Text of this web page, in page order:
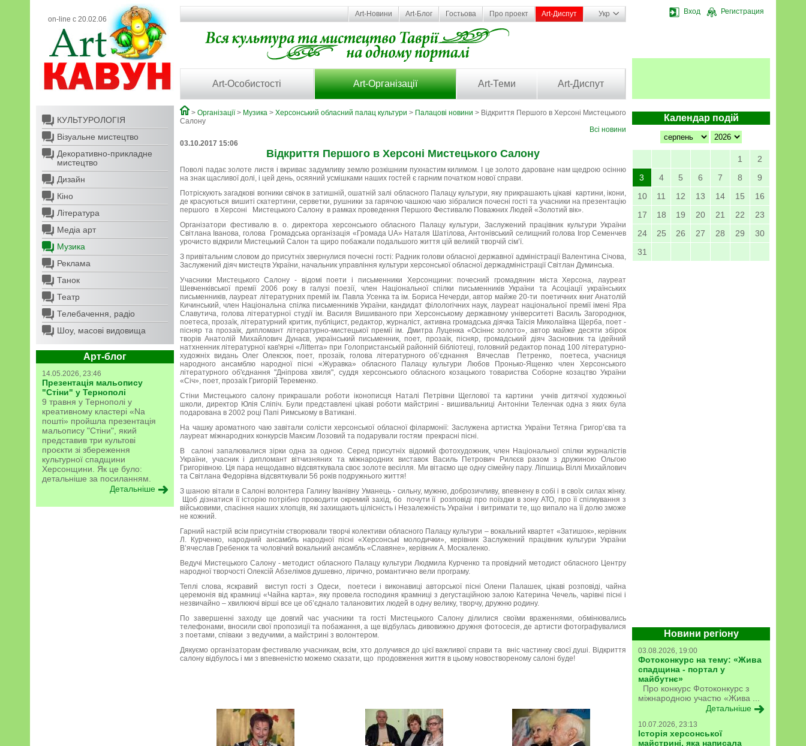
on-line с 20.02.06
Вход Регистрация
Art-Новини Art-Блог Гостьова Про проект Art-Диспут Укр
Art-Особистості Art-Організації Art-Теми Art-Диспут
КУЛЬТУРОЛОГІЯ
Візуальне мистецтво
Декоративно-прикладне
мистецтво
Дизайн
Кіно
Література
Медіа арт
Музика
Реклама
Танок
Театр
Телебачення, радіо
Шоу, масові видовища
Арт-блог
14.05.2026, 23:46
Презентація мальопису
"Стіни" у Тернополі
9 травня у Тернополі у
креативному кластері «Na
пошті» пройшла презентація
мальопису "Стіни", який
представив три культові
проєкти зі збереження
культурної спадщини
Херсонщини. Як це було:
детальніше за посиланням.
Детальніше
Календар подій
1
2
3
4 5 6 7 8
9
10
11 12 13 14 15
16
17
18 19 20 21 22
23
24
25 26 27 28 29
30
31
Новини регіону
03.08.2026, 19:00
Фотоконкурс на тему: «Жива
спадщина - портал у
майбутнє»
Про конкурс Фотоконкурс з
міжнародною участю «Жива ...
Детальніше
10.07.2026, 23:13
Історія херсонської
майстрині, яка написала
> Організації> Музика > Херсонський обласний палац культури > Палацові новини > Відкриття Першого в Херсоні Мистецького
Салону
Всі новини
03.10.2017 15:06
Відкриття Першого в Херсоні Мистецького Салону
Поволі падає золоте листя і вкриває задумливу землю розкішним пухнастим килимом. І це золото дароване нам щедрою осінню
на знак щасливої долі, і цей день, осяяний усмішками наших гостей є гарним початком нової справи.
Потріскують загадкові вогники свічок в затишній, ошатній залі обласного Палацу культури, яку прикрашають цікаві картини, ікони,
де красуються вишиті скатертини, серветки, рушники за гарячою чашкою чаю зібралися почесні гості та учасники на презентацію
першого в Херсоні Мистецького Салону в рамках проведення Першого Фестивалю Поважних Людей «Золотий вік».
Організатори фестивалю в. о. директора херсонського обласного Палацу культури, Заслужений працівник культури України
Світлана Іванова, голова Громадська організація «Громада UA» Наталя Шатілова, Антонівський селищний голова Ігор Семенчев
урочисто відкрили Мистецький Салон та щиро побажали подальшого життя цій великій творчій сім’ї.
З привітальним словом до присутніх звернулися почесні гості: Радник голови обласної державної адміністрації Валентина Січова,
Заслужений діяч мистецтв України, начальник управління культури херсонської обласної держадміністрації Світлан Думинська.
Учасники Мистецького Салону - відомі поети і письменники Херсонщини: почесний громадянин міста Херсона, лауреат
Шевченківської премії 2006 року в галузі поезії, член Національної спілки письменників України та Асоціації українських
письменників, лауреат літературних премій ім. Павла Усенка та ім. Бориса Нечерди, автор майже 20-ти поетичних книг Анатолій
Кичинський, член Національна спілка письменників України, кандидат філологічних наук, лауреат національної премії імені Яра
Славутича, голова літературної студії ім. Василя Вишиваного при Херсонському державному університеті Василь Загороднюк,
поетеса, прозаїк, літературний критик, публіцист, редактор, журналіст, активна громадська діячка Таїсія Миколаївна Щерба, поет -
пісняр та прозаїк, дипломант літературно-мистецької премії ім. Дмитра Луценка «Осіннє золото», автор майже десяти збірок
творів Анатолій Михайлович Дунаєв, український письменник, поет, прозаїк, пісняр, громадський діяч Засновник та ідейний
натхненник літературної кав'ярні «Ліtterra» при Голопристанській районній бібліотеці, головний редактор понад 100 літературно-
художніх видань Олег Олексюк, поет, прозаїк, голова літературного об’єднання Вячеслав Петренко, поетеса, учасниця
народного ансамблю народної пісні «Журавка» обласного Палацу культури Любов Пронько-Ященко член Херсонського
літературного об'єднання "Дніпрова хвиля", суддя херсонського обласного козацького товариства Соборне козацтво України
«Січ», поет, прозаїк Григорій Теременко.
Стіни Мистецького салону прикрашали роботи іконописця Наталі Петрівни Щеглової та картини учнів дитячої художньої
школи, директор Юлія Сліпіч. Були представлені цікаві роботи майстрині - вишивальниці Антоніни Теленчак одна з яких була
подарована в 2002 році Папі Римському в Ватикані.
На чашку ароматного чаю завітали солісти херсонської обласної філармонії: Заслужена артистка України Тетяна Григор’єва та
лауреат міжнародних конкурсів Максим Лозовий та подарували гостям прекрасні пісні.
В салоні запалювалися зірки одна за одною. Серед присутніх відомий фотохудожник, член Національної спілки журналістів
України, учасник і дипломант вітчизняних та міжнародних виставок Василь Петрович Рилєєв разом з дружиною Ольгою
Григорівною. Ця пара нещодавно відсвяткувала своє золоте весілля. Ми вітаємо ще одну сімейну пару. Ліпшиць Віллі Михайлович
та Світлана Федорівна відсвяткували 56 років подружнього життя!
З шаною вітали в Салоні волонтера Галину Іванівну Уманець - сильну, мужню, доброзичливу, впевнену в собі і в своїх силах жінку.
Щоб дізнатися її історію потрібно проводити окремий захід, бо почути її розповіді про поїздки в зону АТО, про її спілкування з
військовими, спасіння наших хлопців, які захищають цілісність і Незалежність України і витримати те, що випало на її долю зможе
не кожний.
Гарний настрій всім присутнім створювали творчі колективи обласного Палацу культури – вокальний квартет «Затишок», керівник
Л. Курченко, народний ансамбль народної пісні «Херсонські молодички», керівник Заслужений працівник культури України
В’ячеслав Гребенюк та чоловічий вокальний ансамбль «Славяне», керівник А. Москаленко.
Ведучі Мистецького Салону - методист обласного Палацу культури Людмила Курченко та провідний методист обласного Центру
народної творчості Олексій Абзелімов душевно, лірично, романтично вели програму.
Теплі слова, яскравий виступ гості з Одеси, поетеси і виконавиці авторської пісні Олени Палашек, цікаві розповіді, чайна
церемонія від крамниці «Чайна карта», яку провела господиня крамниці з дегустаційною залою Катерина Чечель, чарівні пісні і
незвичайно – хвилюючі вірші все це об’єднало талановитих людей в одну велику, творчу, дружню родину.
По завершенні заходу ще довгий час учасники та гості Мистецького Салону ділилися своїми враженнями, обмінювались
телефонами, вносили свої пропозиції та побажання, а ще відбулась дивовижно дружня фотосесія, де артисти фотографувалися
з поетами, співаки з ведучими, а майстрині з волонтером.
Дякуємо організаторам фестивалю учасникам, всім, хто долучився до цієї важливої справи та вніс частинку своєї душі. Відкриття
салону відбулось і ми з впевненістю можемо сказати, що продовження життя в цьому новоствореному салоні буде!